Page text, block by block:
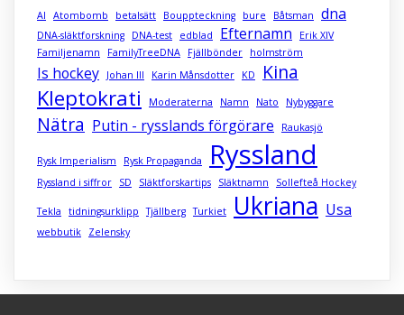
AI Atombomb betalsätt Bouppteckning bure Båtsman dna
DNA-släktforskning DNA-test edblad Efternamn
Erik XIV
Familjenamn
FamilyTreeDNA Fjällbönder holmström
Is hockey Johan III Karin Månsdotter KD Kina
Kleptokrati Moderaterna Namn Nato Nybyggare
Nätra Putin - rysslands förgörare Raukasjö
Rysk Imperialism Rysk Propaganda Ryssland
Ryssland i siffror SD Släktforskartips Släktnamn Sollefteå Hockey
Tekla tidningsurklipp Tjällberg Turkiet Ukriana Usa
webbutik Zelensky